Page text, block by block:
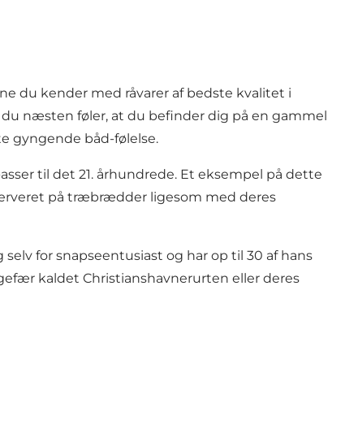
du kender med råvarer af bedste kvalitet i
næsten føler, at du befinder dig på en gammel
gyngende båd-følelse.
til det 21. århundrede. Et eksempel på dette
på træbrædder ligesom med deres
for snapseentusiast og har op til 30 af hans
kaldet Christianshavnerurten eller deres